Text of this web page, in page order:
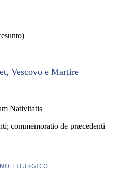
Vescovo e Martire
Nativitatis
commemoratio de præcedenti
LITURGICO